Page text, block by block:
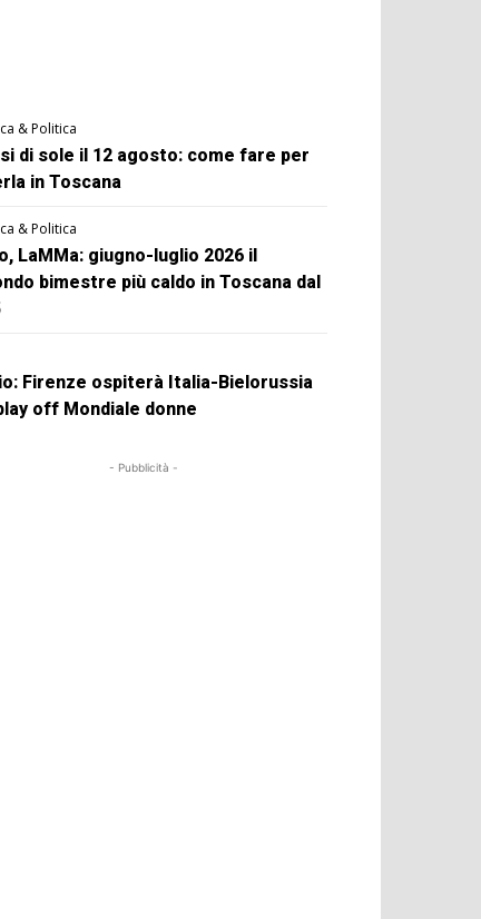
& Politica
di sole il 12 agosto: come fare per
in Toscana
& Politica
LaMMa: giugno-luglio 2026 il
bimestre più caldo in Toscana dal
Firenze ospiterà Italia-Bielorussia
off Mondiale donne
- Pubblicità -